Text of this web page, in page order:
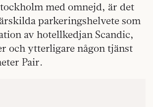
med omnejd, är det
parkeringshelvete som
av hotellkedjan Scandic,
och ytterligare någon tjänst
Pair.